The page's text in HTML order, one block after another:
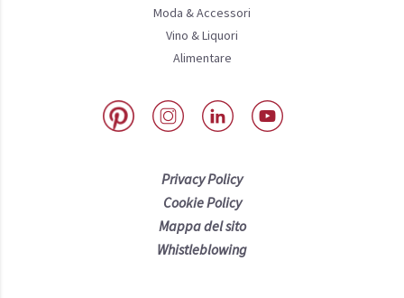
Moda & Accessori
Vino & Liquori
Alimentare
Privacy Policy
Cookie Policy
Mappa del sito
Whistleblowing